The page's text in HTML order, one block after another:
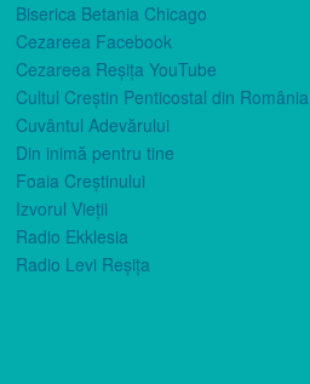
Biserica Betania Chicago
Cezareea Facebook
Cezareea Reşiţa YouTube
Cultul Creştin Penticostal din România
Cuvântul Adevărului
Din inimă pentru tine
Foaia Creştinului
Izvorul Vieţii
Radio Ekklesia
Radio Levi Reşiţa